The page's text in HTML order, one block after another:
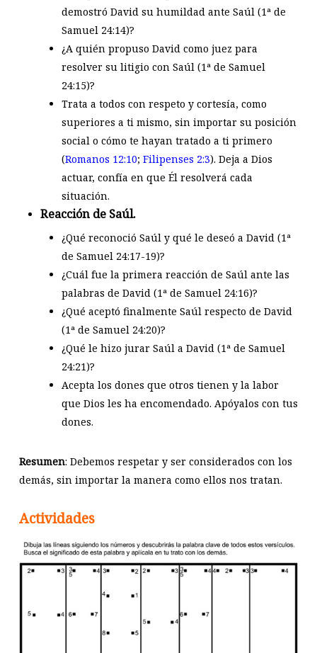
demostró David su humildad ante Saúl (1ª de
Samuel 24:14)?
¿A quién propuso David como juez para
resolver su litigio con Saúl (1ª de Samuel
24:15)?
Trata a todos con respeto y cortesía, como
superiores a ti mismo, sin importar su posición
social o cómo te hayan tratado a ti primero
(Romanos 12:10; Filipenses 2:3). Deja a Dios
actuar, confía en que Él resolverá cada
situación.
Reacción de Saúl.
¿Qué reconoció Saúl y qué le deseó a David (1ª
de Samuel 24:17-19)?
¿Cuál fue la primera reacción de Saúl ante las
palabras de David (1ª de Samuel 24:16)?
¿Qué aceptó finalmente Saúl respecto de David
(1ª de Samuel 24:20)?
¿Qué le hizo jurar Saúl a David (1ª de Samuel
24:21)?
Acepta los dones que otros tienen y la labor
que Dios les ha encomendado. Apóyalos con tus
dones.
Resumen: Debemos respetar y ser considerados con los
demás, sin importar la manera como ellos nos tratan.
Actividades